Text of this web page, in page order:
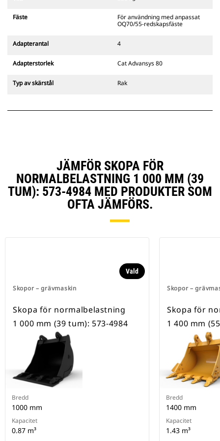
311–352 och alla hjulburna
dikesbredd finns även tillgängliga.
det CW-anpassade redskapsfästet
redskapsfästets gångjärn. CW-
redskapen.
Fäste
För användning med anpassat
OQ70/55-redskapsfäste
Adapterantal 4
Adapterstorlek Cat Advansys 80
Typ av skärstål Rak
JÄMFÖR SKOPA FÖR
NORMALBELASTNING 1 000 MM (39
TUM): 573-4984 MED PRODUKTER SOM
OFTA JÄMFÖRS.
Skopor – grävmaskin
Vald
Skopa för normalbelastning
1 000 mm (39 tum): 573-4984
Bredd
1000 mm
Kapacitet
0.87 m³
Skopor –
Skopa för
1 400 mm
Bredd
1400 mm
Kapacitet
1.43 m³